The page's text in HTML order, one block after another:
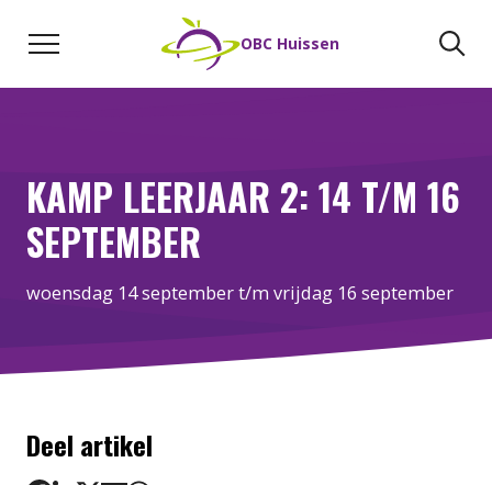
OBC Huissen
KAMP LEERJAAR 2: 14 T/M 16
SEPTEMBER
woensdag 14 september t/m vrijdag 16 september
Deel artikel